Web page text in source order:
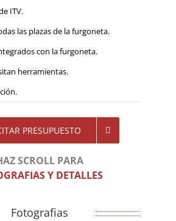
ITV.
las plazas de la furgoneta.
con la furgoneta.
herramientas.
PRESUPUESTO
SCROLL PARA
Y DETALLES
Fotografias